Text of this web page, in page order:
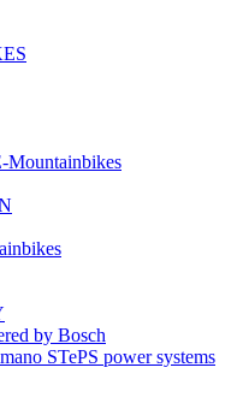
Mountainbikes
by Bosch
STePS power systems